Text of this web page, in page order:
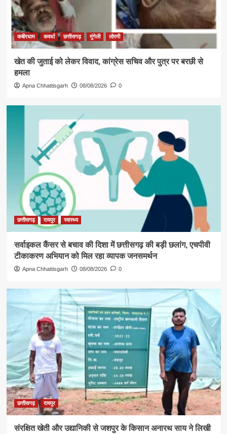
कबीरधाम कवर्धा छत्तीसगढ़ मुंगेली लोरमी
खेत की जुताई को लेकर विवाद, कांग्रेस सचिव और पुत्र पर बरछी से
हमला
Apna Chhattisgarh 08/08/2026 0
छत्तीसगढ़ रायपुर स्वास्थ्य
सर्वाइकल कैंसर से बचाव की दिशा में छत्तीसगढ़ की बड़ी छलांग, एचपीवी
टीकाकरण अभियान को मिल रहा व्यापक जनसमर्थन
Apna Chhattisgarh 08/08/2026 0
छत्तीसगढ़ रायपुर
संरक्षित खेती और उद्यानिकी से जशपुर के किसान अनारथ साय ने लिखी